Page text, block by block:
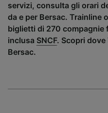
servizi, consulta gli orari
da e per Bersac. Trainline
biglietti di 270 compagnie
inclusa SNCF. Scopri
Bersac.